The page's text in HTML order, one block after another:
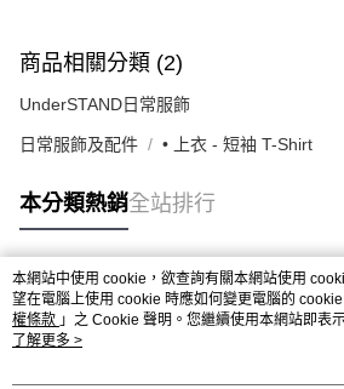
商品相關分類 (2)
UnderSTAND日常服飾
日常服飾及配件 • 上衣 - 短袖 T-Shirt
本分類熱銷全站排行
熱門標籤
本網站中使用 cookie，欲查詢有關本網站使用
望在電腦上使用 cookie 時應如何變更電腦的
權條款 」之 Cookie 聲明。您繼續使用本網站即表
用條款之 Cookie 聲明使用 cookie。
了解更多 >